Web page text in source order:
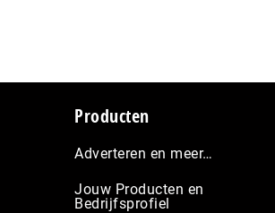
Producten
Adverteren en meer…
Jouw Producten en
Bedrijfsprofiel